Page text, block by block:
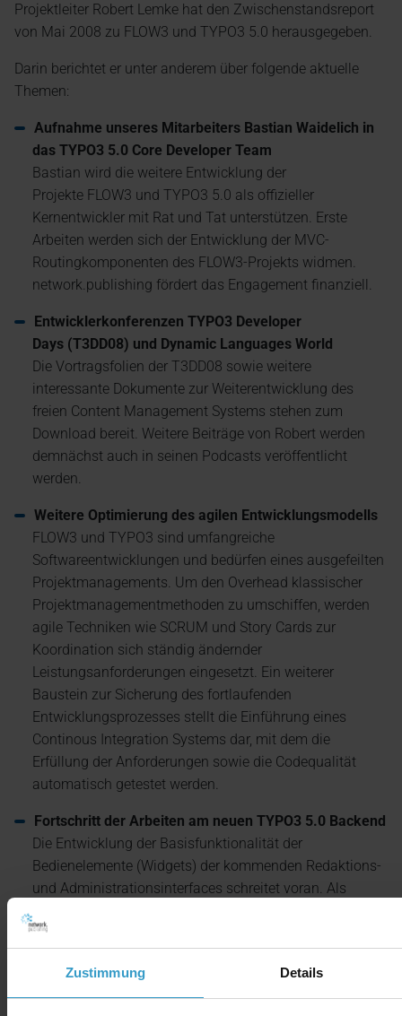
Zustimmung Details
Projektleiter Robert Lemke hat den Zwischenstandsreport
von Mai 2008 zu FLOW3 und TYPO3 5.0 herausgegeben.
Darin berichtet er unter anderem über folgende aktuelle
Themen:
Aufnahme unseres Mitarbeiters Bastian Waidelich in
das TYPO3 5.0 Core Developer Team
Bastian wird die weitere Entwicklung der
Projekte FLOW3 und TYPO3 5.0 als offizieller
Kernentwickler mit Rat und Tat unterstützen. Erste
Arbeiten werden sich der Entwicklung der MVC-
Routingkomponenten des FLOW3-Projekts widmen.
network.publishing fördert das Engagement finanziell.
Entwicklerkonferenzen TYPO3 Developer
Days (T3DD08) und Dynamic Languages World
Die Vortragsfolien der T3DD08 sowie weitere
interessante Dokumente zur Weiterentwicklung des
freien Content Management Systems stehen zum
Download bereit. Weitere Beiträge von Robert werden
demnächst auch in seinen Podcasts veröffentlicht
werden.
Weitere Optimierung des agilen Entwicklungsmodells
FLOW3 und TYPO3 sind umfangreiche
Softwareentwicklungen und bedürfen eines ausgefeilten
Projektmanagements. Um den Overhead klassischer
Projektmanagementmethoden zu umschiffen, werden
agile Techniken wie SCRUM und Story Cards zur
Koordination sich ständig ändernder
Leistungsanforderungen eingesetzt. Ein weiterer
Baustein zur Sicherung des fortlaufenden
Entwicklungsprozesses stellt die Einführung eines
Continous Integration Systems dar, mit dem die
Erfüllung der Anforderungen sowie die Codequalität
automatisch getestet werden.
Fortschritt der Arbeiten am neuen TYPO3 5.0 Backend
Die Entwicklung der Basisfunktionalität der
Bedienelemente (Widgets) der kommenden Redaktions-
und Administrationsinterfaces schreitet voran. Als
Erzeugung von ExtJS-Elementen manifestiert.
Integration von TYPO3 v4- und v5-Projekten